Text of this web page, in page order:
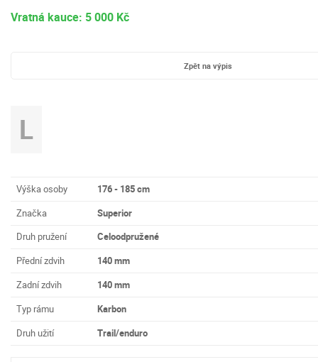
Vratná kauce: 5 000 Kč
Zpět na výpis
L
Výška osoby
176 - 185 cm
Značka
Superior
Druh pružení
Celoodpružené
Přední zdvih
140 mm
Zadní zdvih
140 mm
Typ rámu
Karbon
Druh užití
Trail/enduro